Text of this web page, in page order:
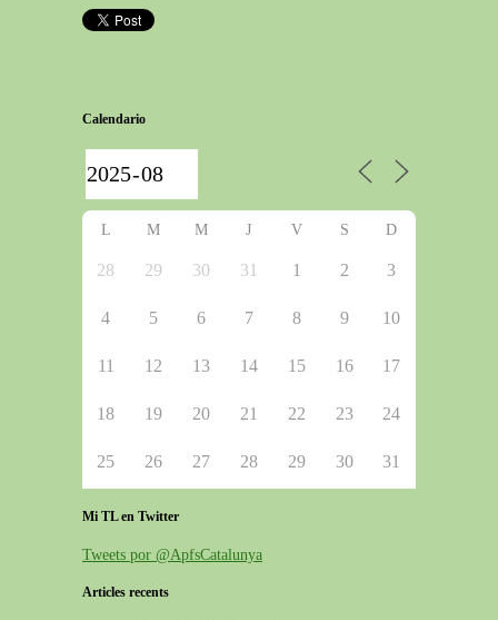
Calendario
L M M J V S D
28 29 30 31 1 2 3
4 5 6 7 8 9 10
11 12 13 14 15 16 17
18 19 20 21 22 23 24
25 26 27 28 29 30 31
Mi TL en Twitter
Tweets por @ApfsCatalunya
Articles recents